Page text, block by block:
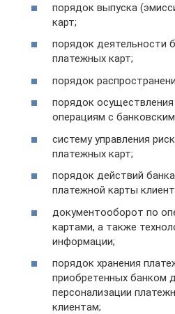
порядок выпуска
карт;
порядок деятельности
платежных карт;
порядок
порядок
операциям с
систему управления
платежных карт;
порядок действий
платежной карты
документооборот по
картами, а также
информации;
порядок хранения
приобретенных банком
персонализации
клиентам;